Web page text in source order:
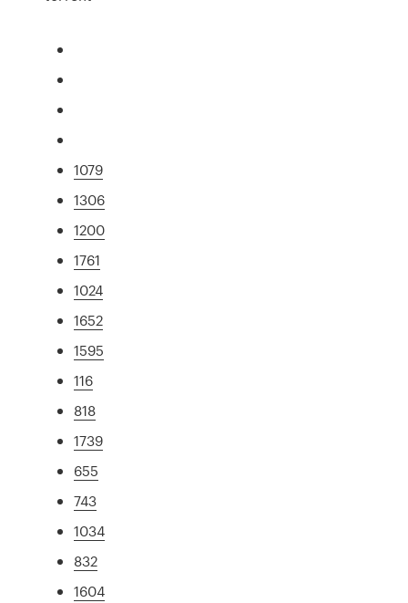
1079
1306
1200
1761
1024
1652
1595
116
818
1739
655
743
1034
832
1604